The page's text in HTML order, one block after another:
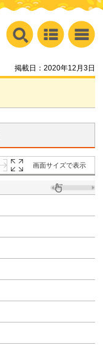
掲載日：2020年12月3日
画面サイズで表示